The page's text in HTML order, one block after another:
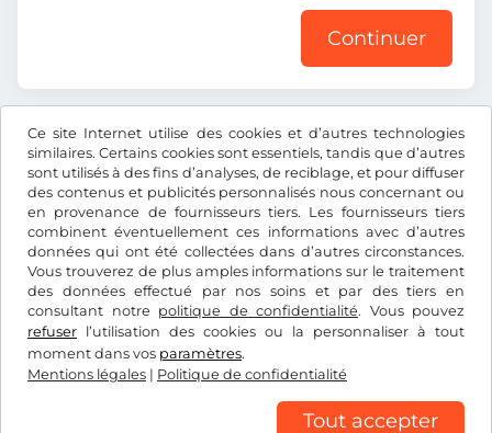
Ce site Internet utilise des cookies et d’autres technologies
similaires. Certains cookies sont essentiels, tandis que d’autres
sont utilisés à des fins d’analyses, de reciblage, et pour diffuser
des contenus et publicités personnalisés nous concernant ou
en provenance de fournisseurs tiers. Les fournisseurs tiers
combinent éventuellement ces informations avec d’autres
données qui ont été collectées dans d’autres circonstances.
Vous trouverez de plus amples informations sur le traitement
des données effectué par nos soins et par des tiers en
consultant notre politique de confidentialité. Vous pouvez
refuser l’utilisation des cookies ou la personnaliser à tout
moment dans vos paramètres.
Mentions légales | Politique de confidentialité
Tout accepter
Continuer
Tous les prix s’entendent TVA incluse.
CHF
Facebook Instagram
CGV/droit de rétractation
Politique de confidentialité
Mentions légales